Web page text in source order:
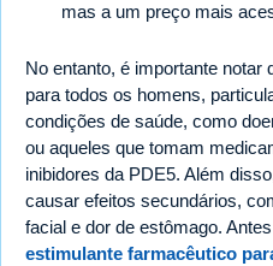
mas a um preço mais
No entanto, é importante notar
para todos os homens,
condições de saúde, como
ou aqueles que tomam
inibidores da PDE5. Além
causar efeitos secundários,
facial e dor de estômago.
estimulante farmacêutico